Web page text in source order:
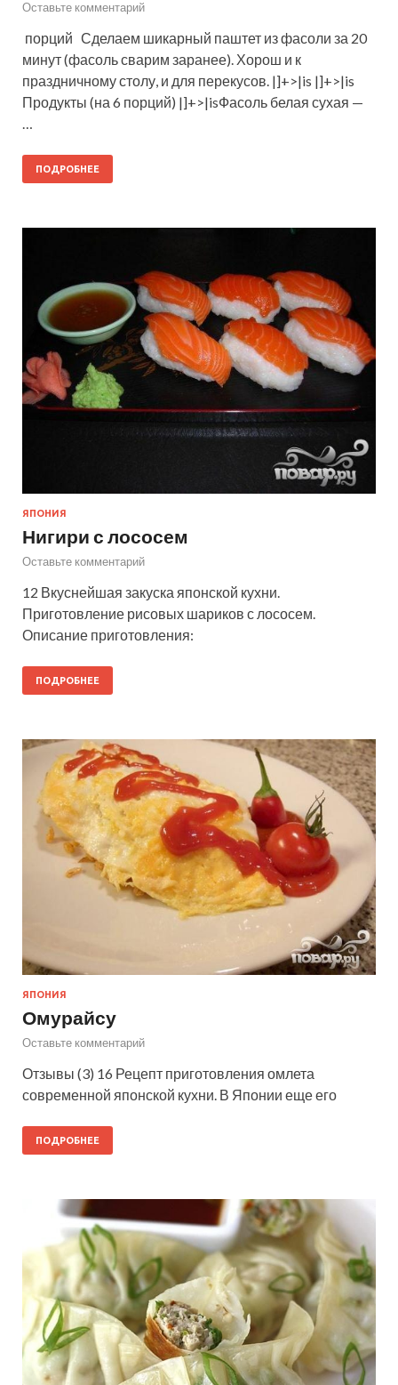
Оставьте комментарий
порций Сделаем шикарный паштет из фасоли за 20
минут (фасоль сварим заранее). Хорош и к
праздничному столу, и для перекусов. |]+>|is |]+>|is
Продукты (на 6 порций) |]+>|isФасоль белая сухая —
…
ПОДРОБНЕЕ
ЯПОНИЯ
Нигири с лососем
Оставьте комментарий
12 Вкуснейшая закуска японской кухни.
Приготовление рисовых шариков с лососем.
Описание приготовления:
ПОДРОБНЕЕ
ЯПОНИЯ
Омурайсу
Оставьте комментарий
Отзывы (3) 16 Рецепт приготовления омлета
современной японской кухни. В Японии еще его
ПОДРОБНЕЕ